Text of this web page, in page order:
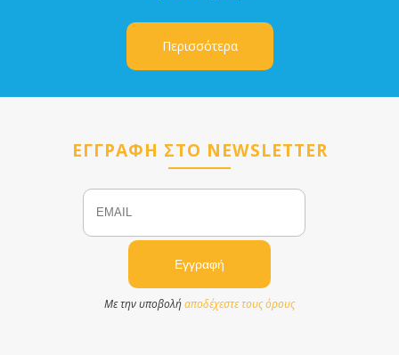
Περισσότερα
ΕΓΓΡΑΦΗ ΣΤΟ NEWSLETTER
Email
Με την υποβολήαποδέχεστε τους όρους